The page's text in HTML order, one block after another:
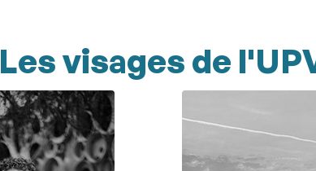
Les visages de